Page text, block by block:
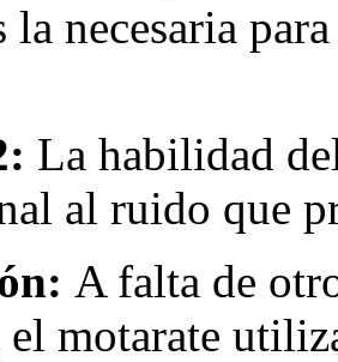
la necesaria
La habilidad
al ruido que
A falta de
motarate